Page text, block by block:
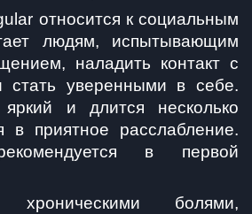
относится к социальным
людям, испытывающим
наладить контакт с
уверенными в себе.
и длится несколько
в приятное расслабление.
в первой
болями,